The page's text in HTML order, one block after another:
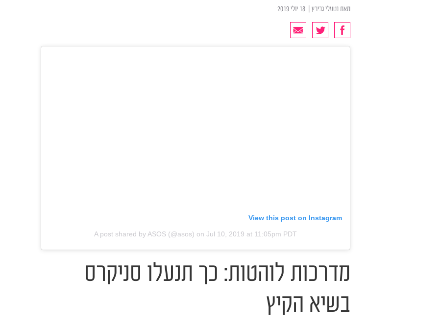
מאתנטעלי גבירץ
View this post on Instagram
A post shared by ASOS (@asos) on Jul 10, 2019 at 11:05pm PDT
מדרכות לוהטות: כך תנעלו סניקרס
בשיא הקיץ